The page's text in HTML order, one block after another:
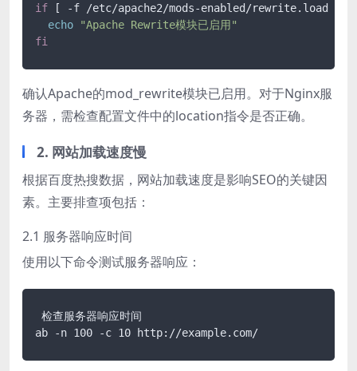
if [ -f /etc/apache2/mods-enabled/rewrite.load ];
echo
"Apache Rewrite模块已启用"
fi
确认Apache的mod_rewrite模块已启用。对于Nginx服
务器，需检查配置文件中的location指令是否正确。
2. 网站加载速度慢
根据百度热搜数据，网站加载速度是影响SEO的关键因
素。主要排查项包括：
2.1 服务器响应时间
使用以下命令测试服务器响应：
检查服务器响应时间